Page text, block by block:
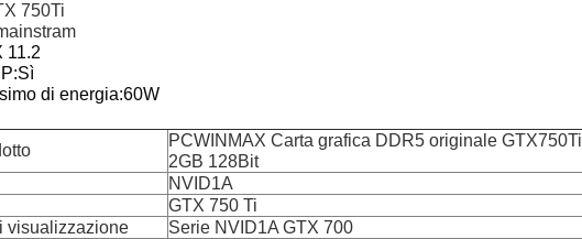
750Ti
11.2
di energia:60W
PCWINMAX Carta grafica DDR5 originale GTX750Ti
2GB 128Bit
NVID1A
GTX 750 Ti
visualizzazione
Serie NVID1A GTX 700